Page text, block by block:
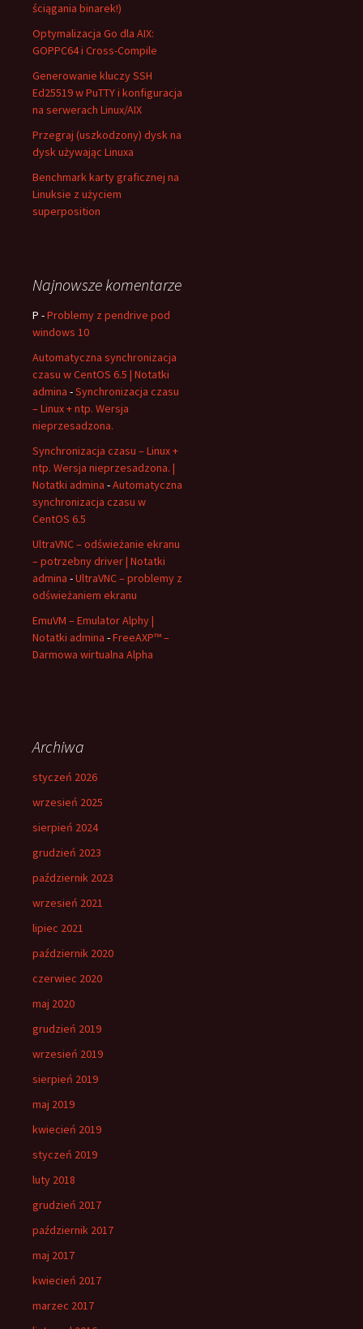
ściągania binarek!)
Optymalizacja Go dla AIX:
GOPPC64 i Cross-Compile
Generowanie kluczy SSH
Ed25519 w PuTTY i konfiguracja
na serwerach Linux/AIX
Przegraj (uszkodzony) dysk na
dysk używając Linuxa
Benchmark karty graficznej na
Linuksie z użyciem
superposition
Najnowsze komentarze
P -Problemy z pendrive pod
windows 10
Automatyczna synchronizacja
czasu w CentOS 6.5 | Notatki
admina -Synchronizacja czasu
– Linux + ntp. Wersja
nieprzesadzona.
Synchronizacja czasu – Linux +
ntp. Wersja nieprzesadzona. |
Notatki admina -Automatyczna
synchronizacja czasu w
CentOS 6.5
UltraVNC – odświeżanie ekranu
– potrzebny driver | Notatki
admina -UltraVNC – problemy z
odświeżaniem ekranu
EmuVM – Emulator Alphy |
Notatki admina -FreeAXP™ –
Darmowa wirtualna Alpha
Archiwa
styczeń 2026
wrzesień 2025
sierpień 2024
grudzień 2023
październik 2023
wrzesień 2021
lipiec 2021
październik 2020
czerwiec 2020
maj 2020
grudzień 2019
wrzesień 2019
sierpień 2019
maj 2019
kwiecień 2019
styczeń 2019
luty 2018
grudzień 2017
październik 2017
maj 2017
kwiecień 2017
marzec 2017